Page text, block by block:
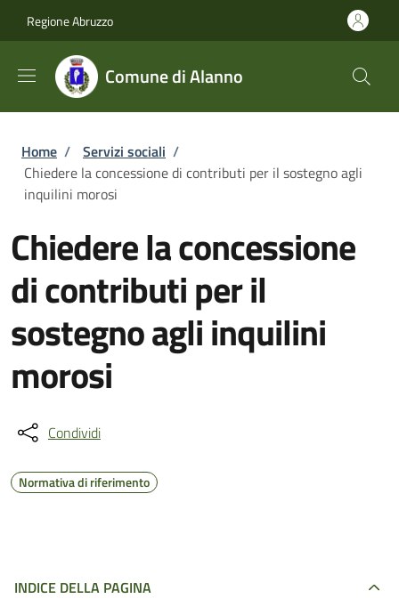
Regione Abruzzo
Comune di Alanno
Briciole di pane
Home / Servizi sociali /
Chiedere la concessione di contributi per il sostegno agli
inquilini morosi
Chiedere la concessione
di contributi per il
sostegno agli inquilini
morosi
Condividi
Normativa di riferimento
INDICE DELLA PAGINA